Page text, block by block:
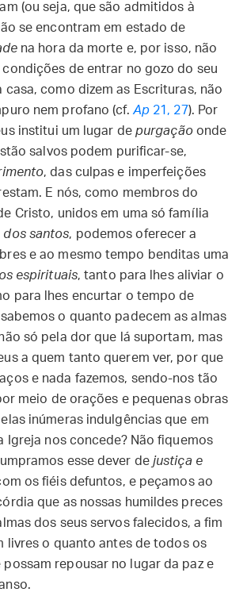
(ou seja, que são admitidos à
se encontram em estado de
na hora da morte e, por isso, não
de entrar no gozo do seu
casa, como dizem as Escrituras, não
nem profano (cf. Ap21, 27). Por
institui um lugar de purgaçãoonde
salvos podem purificar-se,
, das culpas e imperfeições
E nós, como membros do
Cristo, unidos em uma só família
dos santos, podemos oferecer a
e ao mesmo tempo benditas uma
espirituais, tanto para lhes aliviar o
para lhes encurtar o tempo de
o quanto padecem as almas
só pela dor que lá suportam, mas
a quem tanto querem ver, por que
e nada fazemos, sendo-nos tão
meio de orações e pequenas obras
inúmeras indulgências que em
Igreja nos concede? Não fiquemos
esse dever de justiça e
os fiéis defuntos, e peçamos ao
que as nossas humildes preces
dos seus servos falecidos, a fim
livres o quanto antes de todos os
possam repousar no lugar da paz e